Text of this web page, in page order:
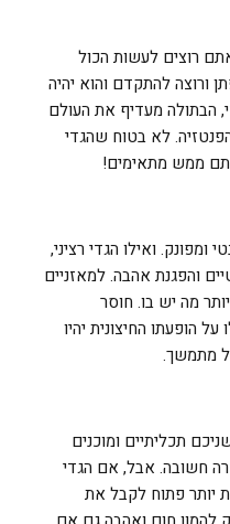
רוצים לעשות הכול
להתקדם והוא יהיה
הבתולה מעדיף את העולם
לא בטוח שהגדי
ממש מתאימים!
ומפונק. ואילו הגדי רציני,
והפגנת אהבה. למאזניים
מה יש בו. חוסר
הופעתו החיצונית יהיו
מתמשך.
תכליתיים ומוכנים
חשובה. אבל, אם הגדי
יותר פתוח לקבל את